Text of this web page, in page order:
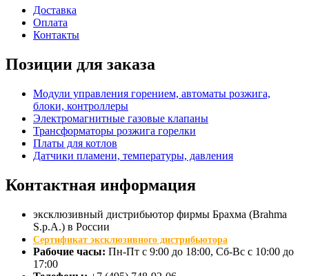
Доставка
Оплата
Контакты
Позиции для заказа
Модули управления горением, автоматы розжига,
блоки, контроллеры
Электромагнитные газовые клапаны
Трансформаторы розжига горелки
Платы для котлов
Датчики пламени, температуры, давления
Контактная информация
эксклюзивный дистрибьютор фирмы Брахма (Brahma
S.p.A.) в России
Сертификат эксклюзивного дистрибьютора
Рабочие часы: Пн-Пт с 9:00 до 18:00, Сб-Вс с 10:00 до
17:00